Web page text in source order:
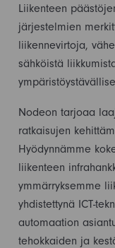
Liikenteen
järjestelmien
liikennevirtoja,
sähköistä
Nodeon tarjoaa
ratkaisujen
Hyödynnämme
liikenteen
ymmärryksemme
yhdistettynä ICT-
automaation
tehokkaiden ja